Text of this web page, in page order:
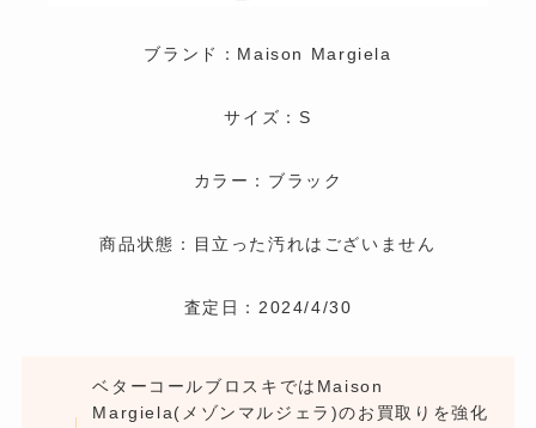
ブランド：Maison Margiela
サイズ：S
カラー：ブラック
商品状態：目立った汚れはございません
査定日：2024/4/30
ベターコールブロスキではMaison
Margiela(メゾンマルジェラ)のお買取りを強化